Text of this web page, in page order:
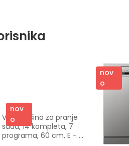
nov
o
VOX Mašina za pranje
suđa, 14 kompleta, 7
programa, 60 cm, E -
nov
o